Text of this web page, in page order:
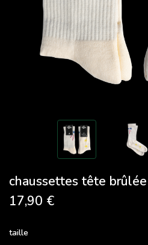
chaussettes tête brûlée
17,90 €
taille